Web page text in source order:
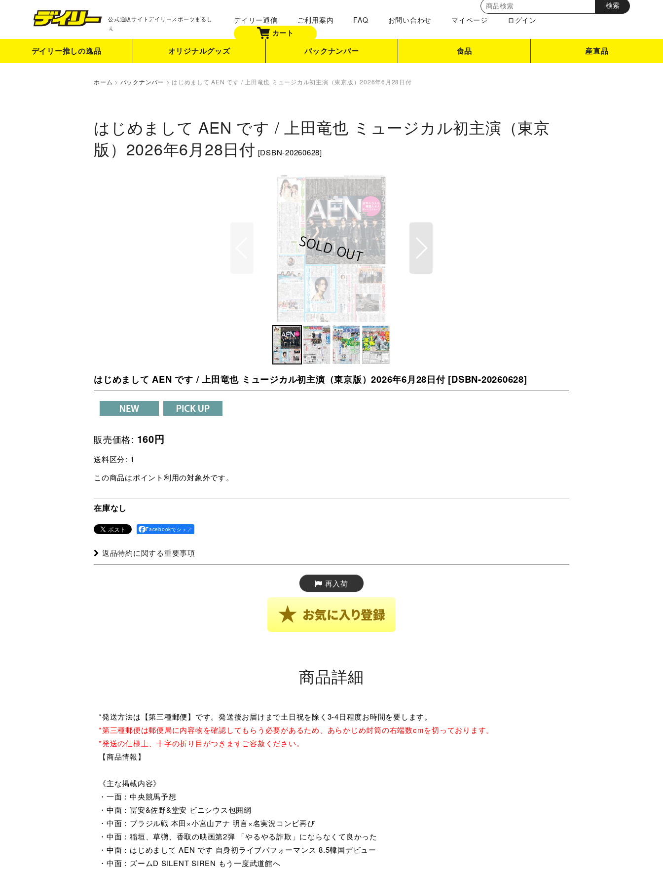
公式通販サイトデイリースポーツまるし
ぇ
デイリー通信 ご利用案内 FAQ お問い合わせ マイページ
ログイン
カート
デイリー推しの逸品 オリジナルグッズ バックナンバー 食品 産直品
ホーム > バックナンバー > はじめまして AEN です / 上田竜也 ミュージカル初主演（東京版）2026年6月28日付
はじめまして AEN です / 上田竜也 ミュージカル初主演（東京
版）2026年6月28日付 [DSBN-20260628]
はじめまして AEN です / 上田竜也 ミュージカル初主演（東京版）2026年6月28日付 [DSBN-20260628]
販売価格: 160円
送料区分: 1
この商品はポイント利用の対象外です。
在庫なし
Facebookでシェア
返品特約に関する重要事項
再入荷
商品詳細
*発送方法は【第三種郵便】です。発送後お届けまで土日祝を除く3-4日程度お時間を要します。
*第三種郵便は郵便局に内容物を確認してもらう必要があるため、あらかじめ封筒の右端数cmを切っております。
*発送の仕様上、十字の折り目がつきますご容赦ください。
【商品情報】
《主な掲載内容》
・一面：中央競馬予想
・中面：冨安&佐野&堂安 ビニシウス包囲網
・中面：ブラジル戦 本田×小宮山アナ 明言×名実況コンビ再び
・中面：稲垣、草彅、香取の映画第2弾 「やるやる詐欺」にならなくて良かった
・中面：はじめまして AEN です 自身初ライブパフォーマンス 8.5韓国デビュー
・中面：ズームD SILENT SIREN もう一度武道館へ